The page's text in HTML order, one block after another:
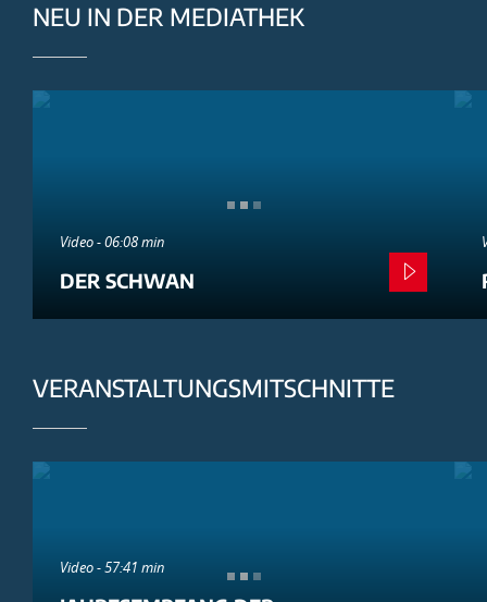
NEU IN DER MEDIATHEK
Video - 06:08 min
DER SCHWAN
VERANSTALTUNGSMITSCHNITTE
Video - 57:41 min